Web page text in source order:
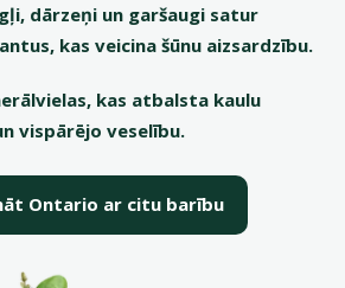
dārzeņi un garšaugi satur
kas veicina šūnu aizsardzību.
kas atbalsta kaulu
vispārējo veselību.
Ontario ar citu barību